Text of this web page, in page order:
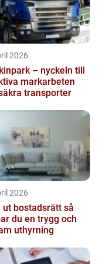
2026
– nyckeln till
markarbeten
transporter
2026
bostadsrätt så
du en trygg och
uthyrning